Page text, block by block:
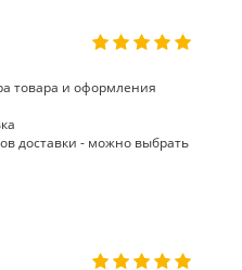
OS-
товара и оформления
доставки - можно выбрать